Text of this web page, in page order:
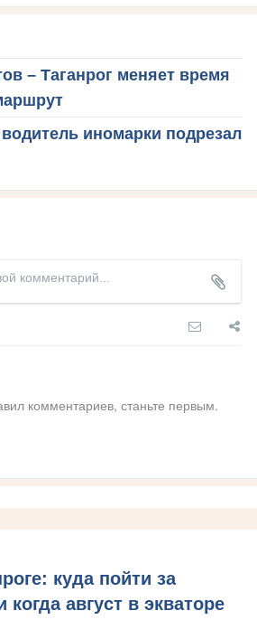
– Таганрог меняет время
иномарки подрезал
комментариев, станьте первым.
куда пойти за
август в экваторе